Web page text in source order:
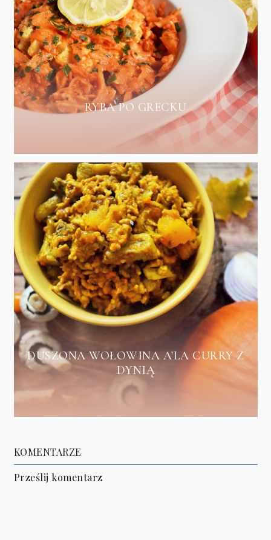
RYBA PO GRECKU
DUSZONA WOŁOWINA A'LA CURRY Z
DYNIĄ
KOMENTARZE
Prześlij komentarz